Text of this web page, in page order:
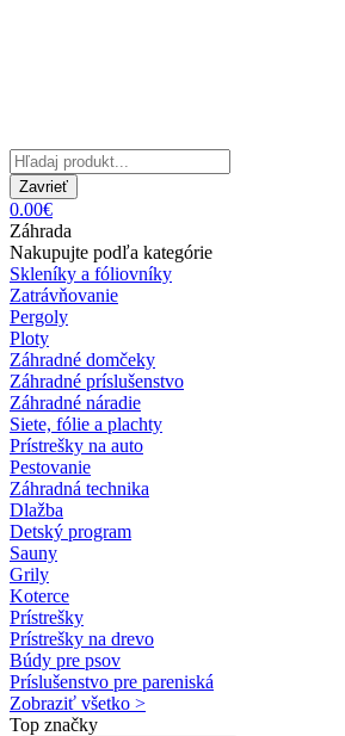
Zavrieť
0.00€
Záhrada
Nakupujte podľa kategórie
Skleníky a fóliovníky
Zatrávňovanie
Pergoly
Ploty
Záhradné domčeky
Záhradné príslušenstvo
Záhradné náradie
Siete, fólie a plachty
Prístrešky na auto
Pestovanie
Záhradná technika
Dlažba
Detský program
Sauny
Grily
Koterce
Prístrešky
Prístrešky na drevo
Búdy pre psov
Príslušenstvo pre pareniská
Zobraziť všetko >
Top značky